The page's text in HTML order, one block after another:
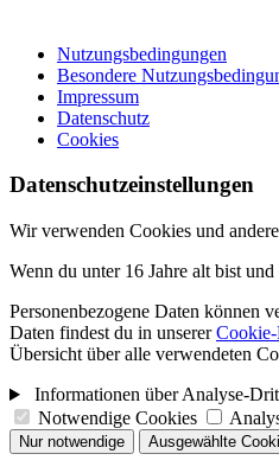
Nutzungsbedingungen
Besondere
Impressum
Datenschutz
Cookies
Datenschutzeinstellungen
Wir verwenden Cookies und
Wenn du unter 16 Jahre alt bist
Personenbezogene Daten können
Daten findest du in unserer
Übersicht über alle verwendeten
Informationen über Analyse-
Notwendige Cookies
Nur notwendige Ausgewählte